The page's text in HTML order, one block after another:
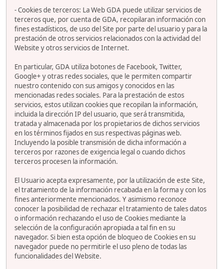
- Cookies de terceros: La Web GDA puede utilizar servicios de
terceros que, por cuenta de GDA, recopilaran información con
fines estadísticos, de uso del Site por parte del usuario y para la
prestación de otros servicios relacionados con la actividad del
Website y otros servicios de Internet.
En particular, GDA utiliza botones de Facebook, Twitter,
Google+ y otras redes sociales, que le permiten compartir
nuestro contenido con sus amigos y conocidos en las
mencionadas redes sociales. Para la prestación de estos
servicios, estos utilizan cookies que recopilan la información,
incluida la dirección IP del usuario, que será transmitida,
tratada y almacenada por los propietarios de dichos servicios
en los términos fijados en sus respectivas páginas web.
Incluyendo la posible transmisión de dicha información a
terceros por razones de exigencia legal o cuando dichos
terceros procesen la información.
El Usuario acepta expresamente, por la utilización de este Site,
el tratamiento de la información recabada en la forma y con los
fines anteriormente mencionados. Y asimismo reconoce
conocer la posibilidad de rechazar el tratamiento de tales datos
o información rechazando el uso de Cookies mediante la
selección de la configuración apropiada a tal fin en su
navegador. Si bien esta opción de bloqueo de Cookies en su
navegador puede no permitirle el uso pleno de todas las
funcionalidades del Website.